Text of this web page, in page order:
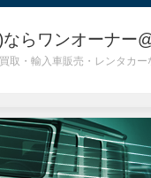
らワンオーナー
・輸入車販売・レンタカー